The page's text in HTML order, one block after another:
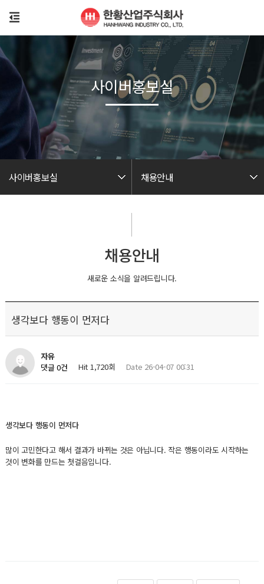
사이버홍보실 채용안내
사이버홍보실
채용안내
새로운 소식을 알려드립니다.
생각보다 행동이 먼저다
자유
댓글 0건
Hit 1,720회 Date 26-04-07 00:31
생각보다 행동이 먼저다
많이 고민한다고 해서 결과가 바뀌는 것은 아닙니다. 작은 행동이라도 시작하는
것이 변화를 만드는 첫걸음입니다.